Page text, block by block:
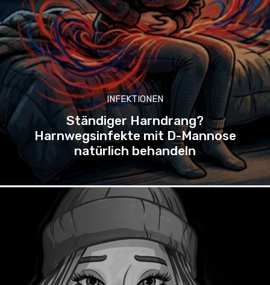
INFEKTIONEN
Ständiger Harndrang?
Harnwegsinfekte mit D-Mannose
natürlich behandeln